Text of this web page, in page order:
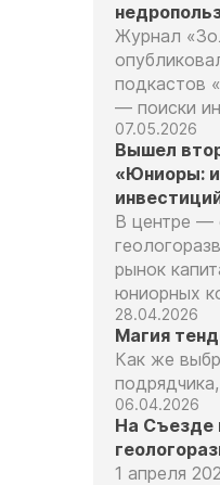
Журнал
подкастов
— поиски
07.05.2026
Вышел
«Юниоры:
В центре —
рынок
юниорных
28.04.2026
Магия
Как же
06.04.2026
На Съезде
1 апреля